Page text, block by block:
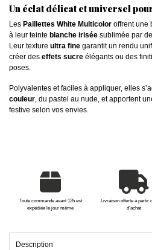
Un éclat délicat et universel
Les Paillettes White Multicolor offrent une
à leur teinte blanche irisée sublimée par
Leur texture ultra fine garantit un rendu
créer des effets sucre élégants ou des
poses.
Polyvalentes et faciles à appliquer, elles
couleur, du pastel au nude, et apportent
festive selon vos envies.
Toute commande avant 12h est
expédiée le jour même
Livraison offerte à partir
d'achat
Description